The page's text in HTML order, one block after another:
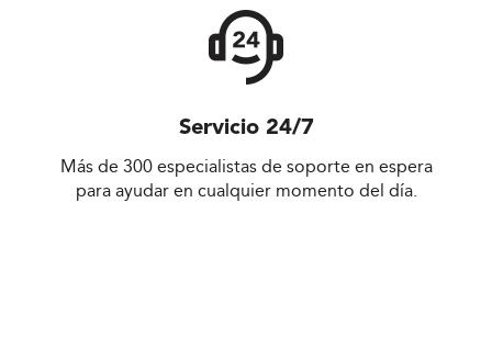
Servicio 24/7
Más de 300 especialistas de soporte en espera
para ayudar en cualquier momento del día.